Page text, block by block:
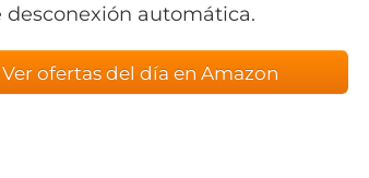
desconexión automática.
Ver ofertas del día en Amazon